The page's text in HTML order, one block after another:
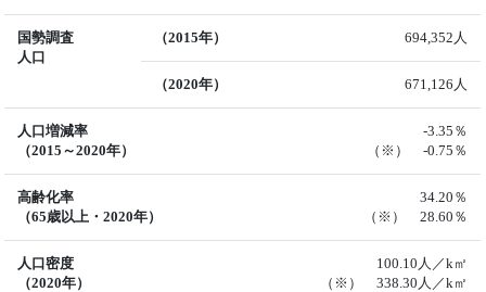
国勢調査
人口
（2015年） 694,352人
（2020年） 671,126人
人口増減率
（2015～2020年）
-3.35％
（※） -0.75％
高齢化率
（65歳以上・2020年）
34.20％
（※） 28.60％
人口密度
（2020年）
100.10人／k㎡
（※） 338.30人／k㎡